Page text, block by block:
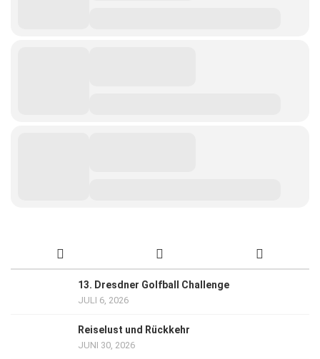
13. Dresdner Golfball Challenge
JULI 6, 2026
Reiselust und Rückkehr
JUNI 30, 2026